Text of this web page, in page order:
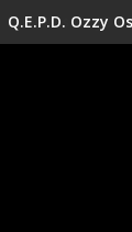
Q.E.P.D. Ozzy